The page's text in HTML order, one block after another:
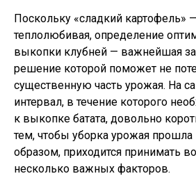
Поскольку «сладкий картофель»
теплолюбивая, определение
выкопки клубней — важнейшая
решение которой поможет не
существенную часть урожая. На
интервал, в течение которого
к выкопке батата, довольно
тем, чтобы уборка урожая
образом, приходится принимать
несколько важных факторов.